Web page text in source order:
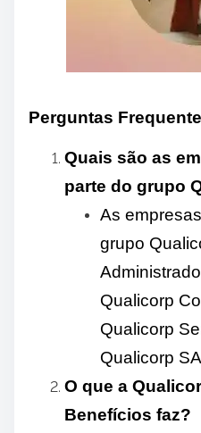
Perguntas
Quais são as
parte do grupo
As
grupo
Qualicorp
Qualicorp
Qualicorp
O que a
Benefícios faz?